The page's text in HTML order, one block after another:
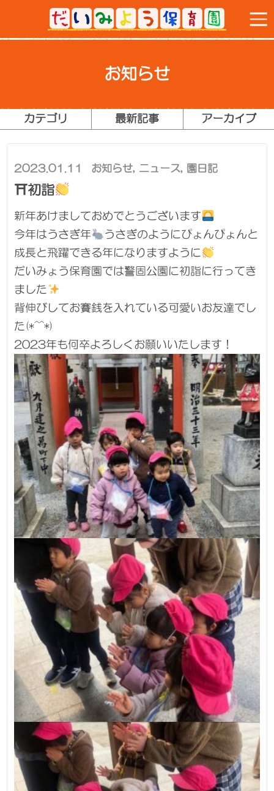
お知らせ
カテゴリ 最新記事 アーカイブ
2023.01.11 お知らせ, ニュース, 園日記
⛩初詣
新年あけましておめでとうございます
今年はうさぎ年
うさぎのようにぴょんぴょんと
成長と飛躍できる年になりますように
だいみょう保育園では警固公園に初詣に行ってき
ました
背伸びしてお賽銭を入れている可愛いお友達でし
た(*^^*)
2023年も何卒よろしくお願いいたします！